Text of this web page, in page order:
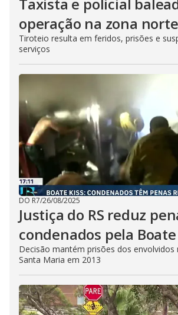
operação na zona
Tiroteio resulta em feridos, prisões e
serviços
DO R7/26/08/2025
Justiça do RS reduz
condenados pela Boate
Decisão mantém prisões dos envolvidos
Santa Maria em 2013